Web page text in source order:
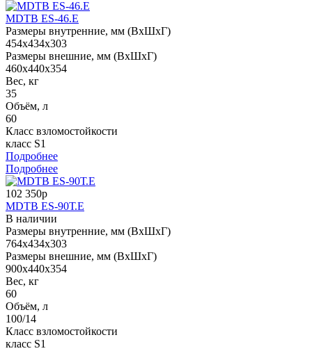
МDТВ ES-46.E
Размеры внутренние, мм (ВхШхГ)
454x434x303
Размеры внешние, мм (ВхШхГ)
460x440x354
Вес, кг
35
Объём, л
60
Класс взломостойкости
класс S1
Подробнее
Подробнее
102 350р
MDTB ES-90Т.Е
В наличии
Размеры внутренние, мм (ВхШхГ)
764x434x303
Размеры внешние, мм (ВхШхГ)
900x440x354
Вес, кг
60
Объём, л
100/14
Класс взломостойкости
класс S1